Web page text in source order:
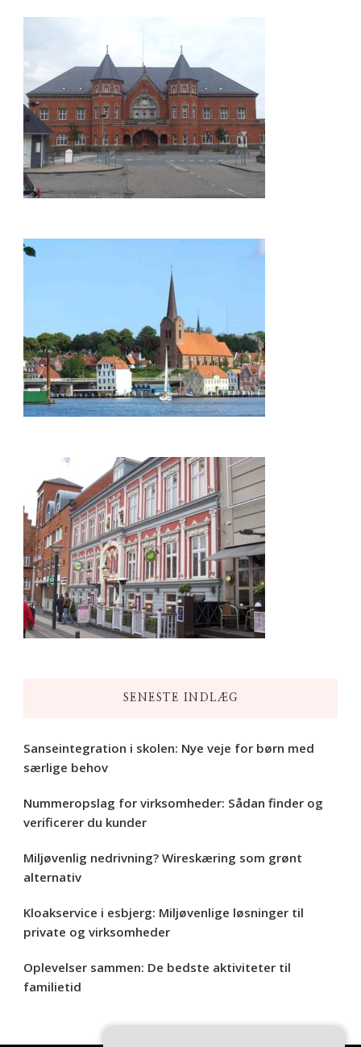
SENESTE INDLÆG
Sanseintegration i skolen: Nye veje for børn med
særlige behov
Nummeropslag for virksomheder: Sådan finder og
verificerer du kunder
Miljøvenlig nedrivning? Wireskæring som grønt
alternativ
Kloakservice i esbjerg: Miljøvenlige løsninger til
private og virksomheder
Oplevelser sammen: De bedste aktiviteter til
familietid